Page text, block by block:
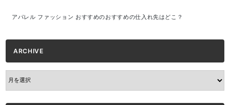
アパレル ファッション おすすめのおすすめの仕入れ先はどこ？
ARCHIVE
ARCHIVE